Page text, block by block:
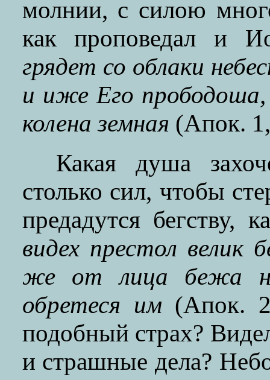
молнии, с силою
как проповедал и
грядет со облаки
и иже Его
колена земная (Апок.
Какая душа
столько сил, чтобы
предадутся бегству,
видех престол велик
же от лица бежа
обретеся им (Апок.
подобный страх?
и страшные дела?